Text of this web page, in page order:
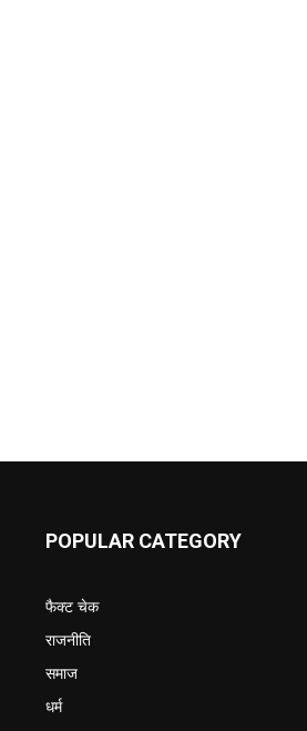
POPULAR CATEGORY
फैक्ट चेक
राजनीति
समाज
धर्म